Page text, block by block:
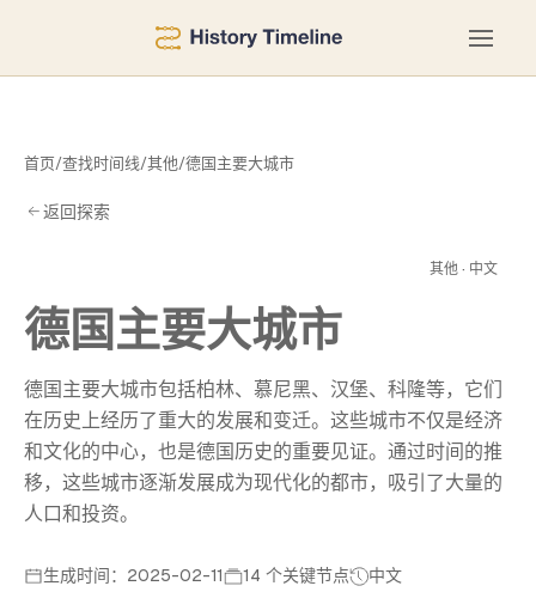
首页/查找时间线/其他/德国主要大城市
返回探索
其他 · 中文
德国主要大城市
德国主要大城市包括柏林、慕尼黑、汉堡、科隆等，它们
在历史上经历了重大的发展和变迁。这些城市不仅是经济
和文化的中心，也是德国历史的重要见证。通过时间的推
移，这些城市逐渐发展成为现代化的都市，吸引了大量的
人口和投资。
生成时间：2025-02-11 14 个关键节点 中文